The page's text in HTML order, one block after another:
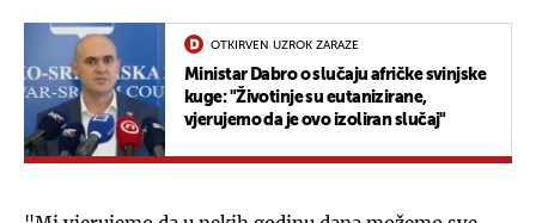
OTKIRVEN UZROK ZARAZE
Ministar Dabro o slučaju afričke svinjske
kuge: "Životinje su eutanizirane,
vjerujemo da je ovo izoliran slučaj"